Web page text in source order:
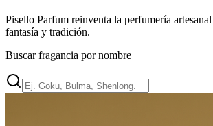
Pisello Parfum reinventa la perfumería
fantasía y tradición.
Buscar fragancia por nombre